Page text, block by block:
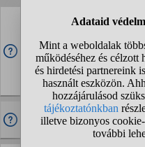
A Hupikék törpikék
Abban vettem észre, hogy
"lehet hogy crazy, de én
szinte nincs olyan 30 év
beszélne, pl. whisper ton
Miért van ennyi Tiktok